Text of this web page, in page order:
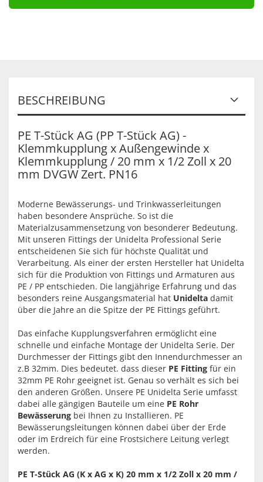
BESCHREIBUNG
PE T-Stück AG (PP T-Stück AG) -
Klemmkupplung x Außengewinde x
Klemmkupplung / 20 mm x 1/2 Zoll x 20
mm DVGW Zert. PN16
Moderne Bewässerungs- und Trinkwasserleitungen
haben besondere Ansprüche. So ist die
Materialzusammensetzung von besonderer Bedeutung.
Mit unseren Fittings der Unidelta Professional Serie
entscheidenen Sie sich für höchste Qualität und
Verarbeitung. Als einer der ersten Hersteller hat Unidelta
sich für die Produktion von Fittings und Armaturen aus
PE / PP entschieden. Die langjährige Erfahrung und das
besonders reine Ausgangsmaterial hat Unidelta damit
über die Jahre an die Spitze der PE Fittings geführt.
Das einfache Kupplungsverfahren ermöglicht eine
schnelle und einfache Montage der Unidelta Serie. Der
Durchmesser der Fittings gibt den Innendurchmesser an
z.B 32mm. Dies bedeutet. dass dieser PE Fitting für ein
32mm PE Rohr geeignet ist. Genau so verhält es sich bei
den anderen Größen. Unsere PE Unidelta Serie umfasst
dabei alle gängigen Bauteile um eine PE Rohr
Bewässerung bei Ihnen zu Installieren. PE
Bewässerungsleitungen können dabei über der Erde
oder im Erdreich für eine Frostsichere Leitung verlegt
werden.
PE T-Stück AG (K x AG x K) 20 mm x 1/2 Zoll x 20 mm /